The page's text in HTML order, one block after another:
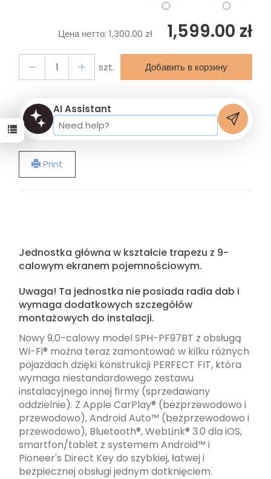
Цена нетто: 1,300.00 zł 1,599.00 zł
szt. Добавить в корзину
AI Assistant
Print
Jednostka główna w kształcie trapezu z 9-
calowym ekranem pojemnościowym.
Uwaga! Ta jednostka nie posiada radia dab i
wymaga dodatkowych szczegółów
montażowych do instalacji.
Nowy 9,0-calowy model SPH-PF97BT z obsługą
Wi-Fi® można teraz zamontować w kilku różnych
pojazdach dzięki konstrukcji PERFECT FIT, która
wymaga niestandardowego zestawu
instalacyjnego innej firmy (sprzedawany
oddzielnie). Z Apple CarPlay® (bezprzewodowo i
przewodowo), Android Auto™ (bezprzewodowo i
przewodowo), Bluetooth®, WebLink® 3.0 dla iOS,
smartfon/tablet z systemem Android™ i
Pioneer's Direct Key do szybkiej, łatwej i
bezpiecznej obsługi jednym dotknięciem.